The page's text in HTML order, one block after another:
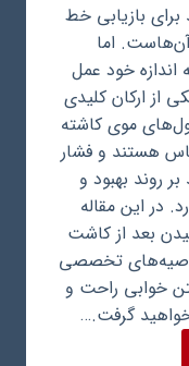
بازیابی خط
اما
خود عمل
از ارکان کلیدی
موی کاشته
هستند و فشار
روند بهبود و
در این مقاله
بعد از کاشت
تخصصی
خوابی راحت و
گرفت.…